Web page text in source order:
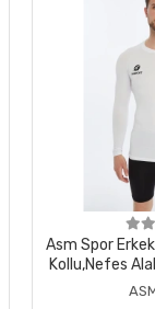
Asm Spor
Kollu,Nefes